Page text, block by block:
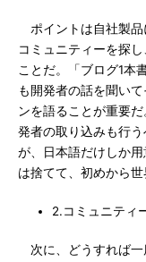
ポイントは自社製品
コミュニティーを探
ことだ。「ブログ1本
も開発者の話を聞い
ンを語ることが重要
発者の取り込みも行
が、日本語だけしか
は捨てて、初めから
2.コミュニティ
次に、どうすれば一